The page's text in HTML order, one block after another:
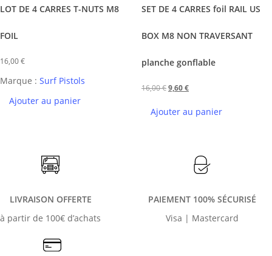
Ajouter au panier
LOT DE 4 CARRES T-NUTS M8
FOIL
16,00€
Marque : Surf Pistols
Ajouter au panier
SET DE 4 CARRES foil RAIL US
BOX M8 NON TRAVERSANT
planche gonflable
16,00€Le
9,60€Le
actuel
LIVRAISON OFFERTE
à partir de 100€ d’achats
PAIEMENT 100% SÉCURISÉ
Visa | Mastercard